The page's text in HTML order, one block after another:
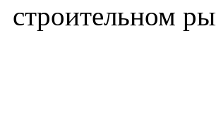
строительном